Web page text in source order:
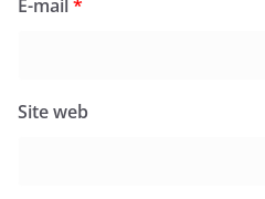
E-mail*
Site web